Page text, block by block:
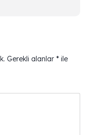
Gerekli alanlar * ile